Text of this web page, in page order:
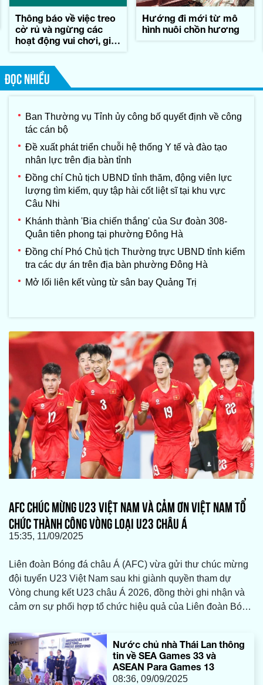
Thông báo về việc treo
cờ rủ và ngừng các
hoạt động vui chơi, giải
Xay-xổm-phon Phôm-
vi-hản, Chủ tịch Quốc
Hướng đi mới từ mô
hình nuôi chồn hương
ĐỌC NHIỀU
Ban Thường vụ Tỉnh ủy công bố quyết định về công
tác cán bộ
Đề xuất phát triển chuỗi hệ thống Y tế và đào tạo
nhân lực trên địa bàn tỉnh
Đồng chí Chủ tịch UBND tỉnh thăm, động viên lực
lượng tìm kiếm, quy tập hài cốt liệt sĩ tại khu vực
Câu Nhi
Khánh thành 'Bia chiến thắng' của Sư đoàn 308-
Quân tiên phong tại phường Đông Hà
Đồng chí Phó Chủ tịch Thường trực UBND tỉnh kiểm
tra các dự án trên địa bàn phường Đông Hà
Mở lối liên kết vùng từ sân bay Quảng Trị
AFC CHÚC MỪNG U23 VIỆT NAM VÀ CẢM ƠN VIỆT NAM TỔ
CHỨC THÀNH CÔNG VÒNG LOẠI U23 CHÂU Á
15:35, 11/09/2025
Liên đoàn Bóng đá châu Á (AFC) vừa gửi thư chúc mừng
đội tuyển U23 Việt Nam sau khi giành quyền tham dự
Vòng chung kết U23 châu Á 2026, đồng thời ghi nhận và
cảm ơn sự phối hợp tổ chức hiệu quả của Liên đoàn Bóng
Nước chủ nhà Thái Lan thông
tin về SEA Games 33 và
ASEAN Para Games 13
08:36, 09/09/2025